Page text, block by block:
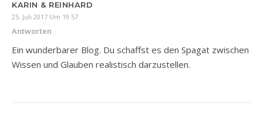
KARIN & REINHARD
25. Juli 2017 Um 19:57
Antworten
Ein wunderbarer Blog. Du schaffst es den Spagat zwischen
Wissen und Glauben realistisch darzustellen.